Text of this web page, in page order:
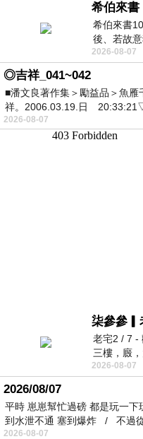
希伯來書
希伯來書
後、若故
有戰懼等
2026-08-07
◎吉祥_041~042
■潘文良著作集＞勵益品＞魚
祥。2006.03.19.日
2026-08-07
柒參參▎
老宅2 / 7 -
三樓，廄
個人整整
2026-08-07
2026/08/07
平時 崽崽幫忙過磅 都是玩一
到水泄不通 塞到爆炸 / 不過
2026-08-07